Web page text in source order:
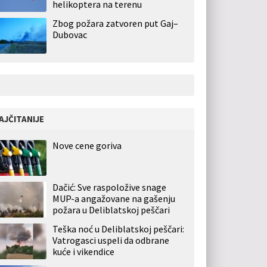
helikoptera na terenu
Zbog požara zatvoren put Gaj–
Dubovac
Nove cene goriva
Dačić: Sve raspoložive snage
MUP-a angažovane na gašenju
požara u Deliblatskoj peščari
Teška noć u Deliblatskoj peščari:
Vatrogasci uspeli da odbrane
kuće i vikendice